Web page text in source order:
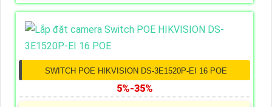
SWITCH POE HIKVISION DS-3E1520P-EI 16 POE
5%-35%